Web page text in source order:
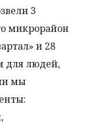
3
микрорайон
и 28
для людей,
мы